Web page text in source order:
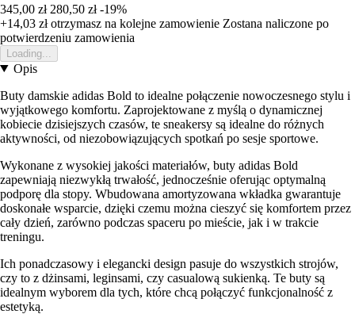
345,00 zł 280,50 zł -19%
+14,03 złotrzymasz na kolejne zamowienie Zostana naliczone po
potwierdzeniu zamowienia
Loading...
Opis
Buty damskie adidas Bold to idealne połączenie nowoczesnego stylu i
wyjątkowego komfortu. Zaprojektowane z myślą o dynamicznej
kobiecie dzisiejszych czasów, te sneakersy są idealne do różnych
aktywności, od niezobowiązujących spotkań po sesje sportowe.
Wykonane z wysokiej jakości materiałów, buty adidas Bold
zapewniają niezwykłą trwałość, jednocześnie oferując optymalną
podporę dla stopy. Wbudowana amortyzowana wkładka gwarantuje
doskonałe wsparcie, dzięki czemu można cieszyć się komfortem przez
cały dzień, zarówno podczas spaceru po mieście, jak i w trakcie
treningu.
Ich ponadczasowy i elegancki design pasuje do wszystkich strojów,
czy to z dżinsami, leginsami, czy casualową sukienką. Te buty są
idealnym wyborem dla tych, które chcą połączyć funkcjonalność z
estetyką.